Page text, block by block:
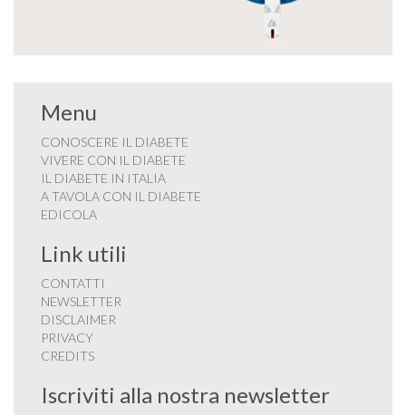
Menu
CONOSCERE IL DIABETE
VIVERE CON IL DIABETE
IL DIABETE IN ITALIA
A TAVOLA CON IL DIABETE
EDICOLA
Link utili
CONTATTI
NEWSLETTER
DISCLAIMER
PRIVACY
CREDITS
Iscriviti alla nostra newsletter